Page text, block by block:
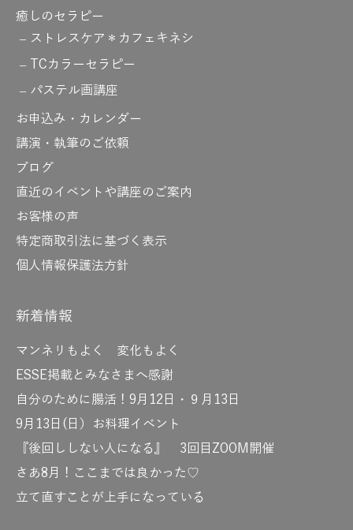
癒しのセラピー
ストレスケア＊カフェキネシ
TCカラーセラピー
パステル画講座
お申込み・カレンダー
講演・執筆のご依頼
ブログ
直近のイベントや講座のご案内
お客様の声
特定商取引法に基づく表示
個人情報保護法方針
新着情報
マンネリもよく 変化もよく
ESSE掲載とみなさまへ感謝
自分のために腸活！9月12日・９月13日
9月13日(日）お料理イベント
『後回ししない人になる』 3回目ZOOM開催
さあ8月！ここまでは良かった♡
立て直すことが上手になっている